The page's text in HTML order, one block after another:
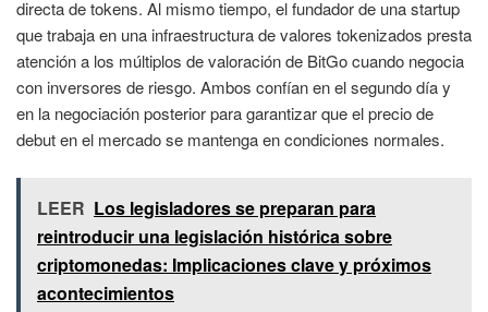
directa de tokens. Al mismo tiempo, el fundador de una startup
que trabaja en una infraestructura de valores tokenizados presta
atención a los múltiplos de valoración de BitGo cuando negocia
con inversores de riesgo. Ambos confían en el segundo día y
en la negociación posterior para garantizar que el precio de
debut en el mercado se mantenga en condiciones normales.
LEER Los legisladores se preparan para
reintroducir una legislación histórica sobre
criptomonedas: Implicaciones clave y próximos
acontecimientos